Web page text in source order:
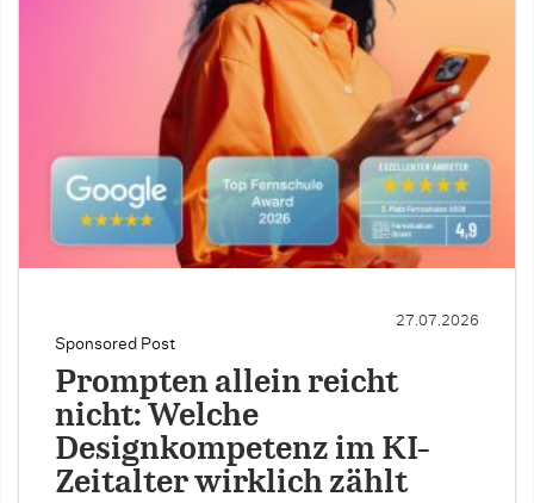
Sponsored Post
27.07.2026
Prompten allein reicht
nicht: Welche
Designkompetenz im KI-
Zeitalter wirklich zählt